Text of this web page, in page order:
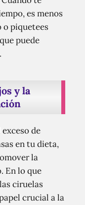
es menos
o piquetees
puede
y la
de
en tu dieta,
la
En lo que
ciruelas
crucial a la